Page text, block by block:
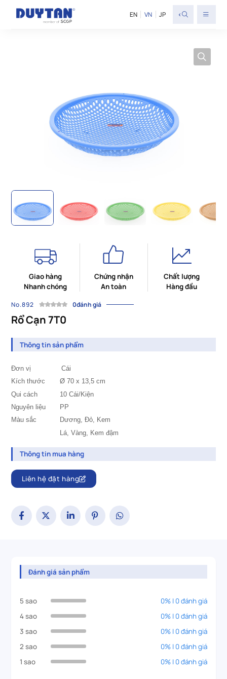
EN VN JP <
Giao hàng
Nhanh chóng
Chứng nhận
An toàn
Chất lượng
Hàng đầu
No.892 0đánh giá
Rổ Cạn 7T0
Thông tin sản phẩm
Đơn vị Cái
Kích thước
	Ø 70
x 13,5 cm
Qui cách
		10
Cái/Kiện
Nguyên liệu
PP
Màu sắc
Dương, Đỏ, Kem
Lá, Vàng, Kem đậm
Thông tin mua hàng
Liên hệ đặt hàng
Đánh giá sản phẩm
5 sao
0% | 0 đánh giá
4 sao
0% | 0 đánh giá
3 sao
0% | 0 đánh giá
2 sao
0% | 0 đánh giá
1 sao
0% | 0 đánh giá